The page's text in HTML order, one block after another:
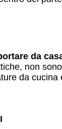
da
non
da cucina